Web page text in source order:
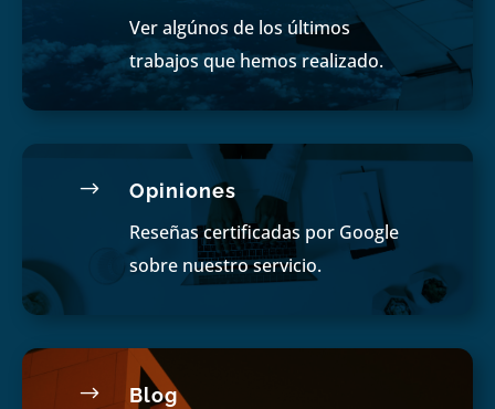
Ver algúnos de los últimos
trabajos que hemos realizado.
$ Opiniones
Reseñas certificadas por Google
sobre nuestro servicio.
$ Blog